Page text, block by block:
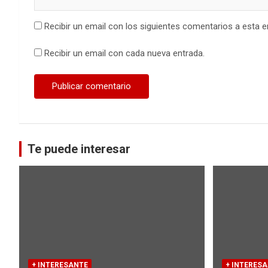
Recibir un email con los siguientes comentarios a esta
Recibir un email con cada nueva entrada.
Te puede interesar
+ INTERESANTE +